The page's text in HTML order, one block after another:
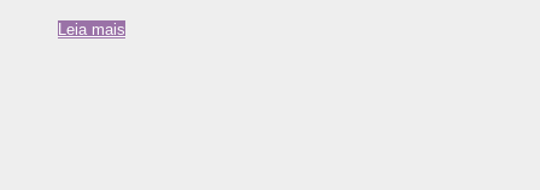
Leia mais